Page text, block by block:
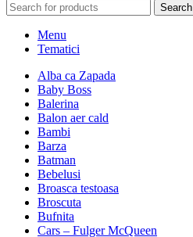
Search
Menu
Tematici
Alba ca Zapada
Baby Boss
Balerina
Balon aer cald
Bambi
Barza
Batman
Bebelusi
Broasca testoasa
Broscuta
Bufnita
Cars – Fulger McQueen